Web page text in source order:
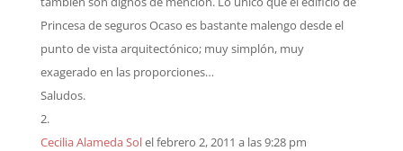
Princesa de seguros Ocaso es bastante malengo desde el
punto de vista arquitectónico; muy simplón, muy
exagerado en las proporciones…
Saludos.
Cecilia Alameda Solel febrero 2, 2011 a las 9:28 pm